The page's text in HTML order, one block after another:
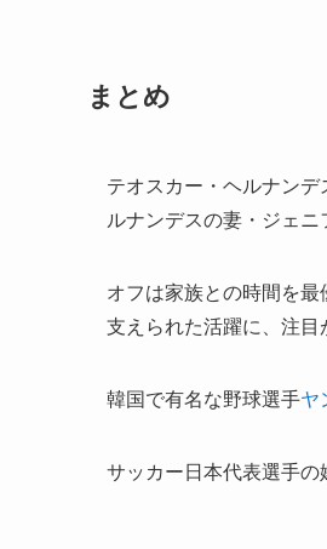
まとめ
テオスカー・ヘルナン
ルナンデスの妻・ジェ
オフは家族との時間を
支えられた活躍に、注目
韓国で有名な野球選手ヤ
サッカー日本代表選手の